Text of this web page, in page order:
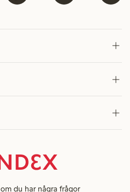
om du har några frågor